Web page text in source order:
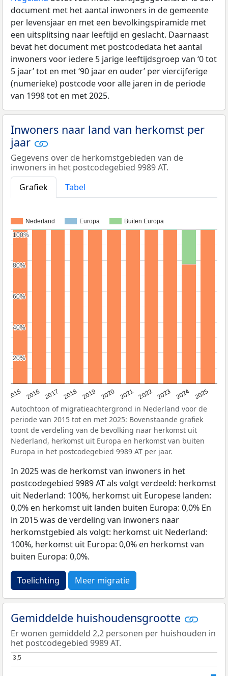
document met het aantal inwoners in de gemeente
per levensjaar en met een bevolkingspiramide met
een uitsplitsing naar leeftijd en geslacht. Daarnaast
bevat het document met postcodedata het aantal
inwoners voor iedere 5 jarige leeftijdsgroep van ‘0 tot
5 jaar’ tot en met ‘90 jaar en ouder’ per viercijferige
(numerieke) postcode voor alle jaren in de periode
van 1998 tot en met 2025.
Inwoners naar land van herkomst per
jaar
Gegevens over de herkomstgebieden van de
inwoners in het postcodegebied 9989 AT.
Grafiek
Tabel
Nederland Europa Buiten Europa
2015 2016 2017 2018 2019 2020 2021 2022 2023 2024 2025
20%
20%
40%
40%
60%
60%
80%
80%
100%
100%
Autochtoon of migratieachtergrond in Nederland voor de
periode van 2015 tot en met 2025: Bovenstaande grafiek
toont de verdeling van de bevolking naar herkomst uit
Nederland, herkomst uit Europa en herkomst van buiten
Europa in het postcodegebied 9989 AT per jaar.
In 2025 was de herkomst van inwoners in het
postcodegebied 9989 AT als volgt verdeeld: herkomst
uit Nederland: 100%, herkomst uit Europese landen:
0,0% en herkomst uit landen buiten Europa: 0,0% En
in 2015 was de verdeling van inwoners naar
herkomstgebied als volgt: herkomst uit Nederland:
100%, herkomst uit Europa: 0,0% en herkomst van
buiten Europa: 0,0%.
Toelichting Meer migratie
Gemiddelde huishoudensgrootte
Er wonen gemiddeld 2,2 personen per huishouden in
het postcodegebied 9989 AT.
3,5
3,5